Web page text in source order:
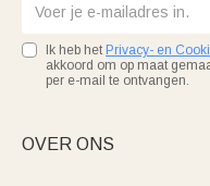
Ik heb het Privacy- en
akkoord om op maat
per e-mail te ontvangen.
OVER ONS